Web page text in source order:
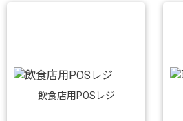
飲食店用POSレジ